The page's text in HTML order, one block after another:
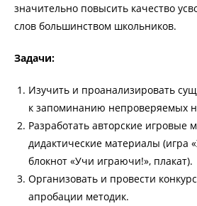
значительно повысить качество
слов большинством школьников.
Задачи:
Изучить и проанализировать
к запоминанию непроверяемых
Разработать авторские игровые
дидактические материалы (игра
блокнот «Учи играючи!», плакат).
Организовать и провести
апробации методик.